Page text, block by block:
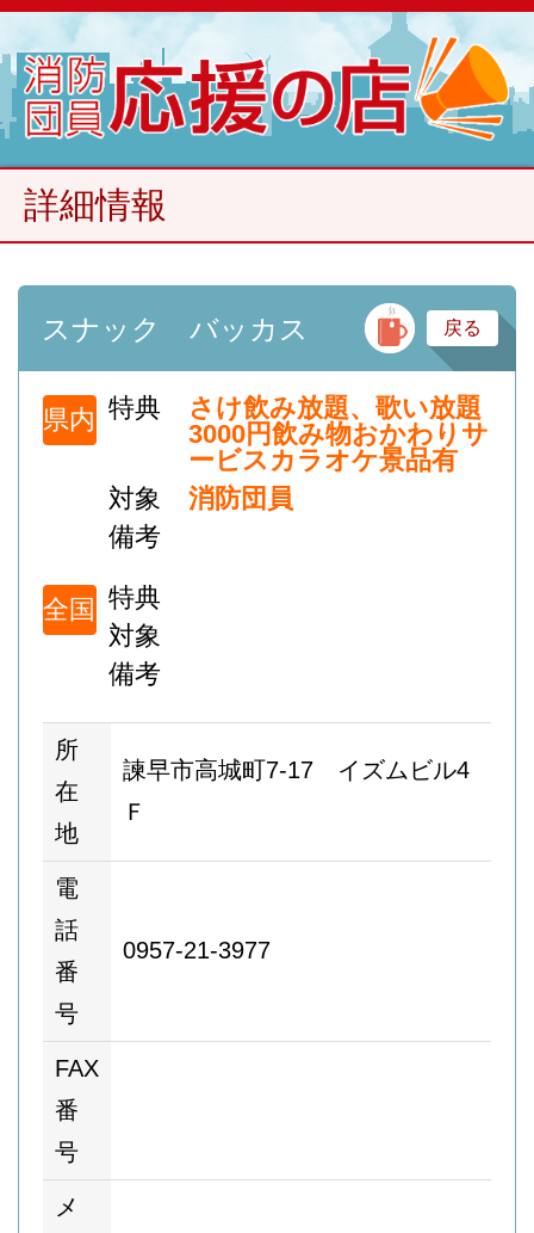
詳細情報
スナック バッカス バ
戻る
県内 特典
さけ飲み放題、歌い放題
3000円飲み物おかわりサ
ービスカラオケ景品有
対象
消防団員
備考
全国 特典
対象
備考
所
在
地
諫早市高城町7-17 イズムビル4
Ｆ
電
話
番
号
0957-21-3977
FAX
番
号
メ